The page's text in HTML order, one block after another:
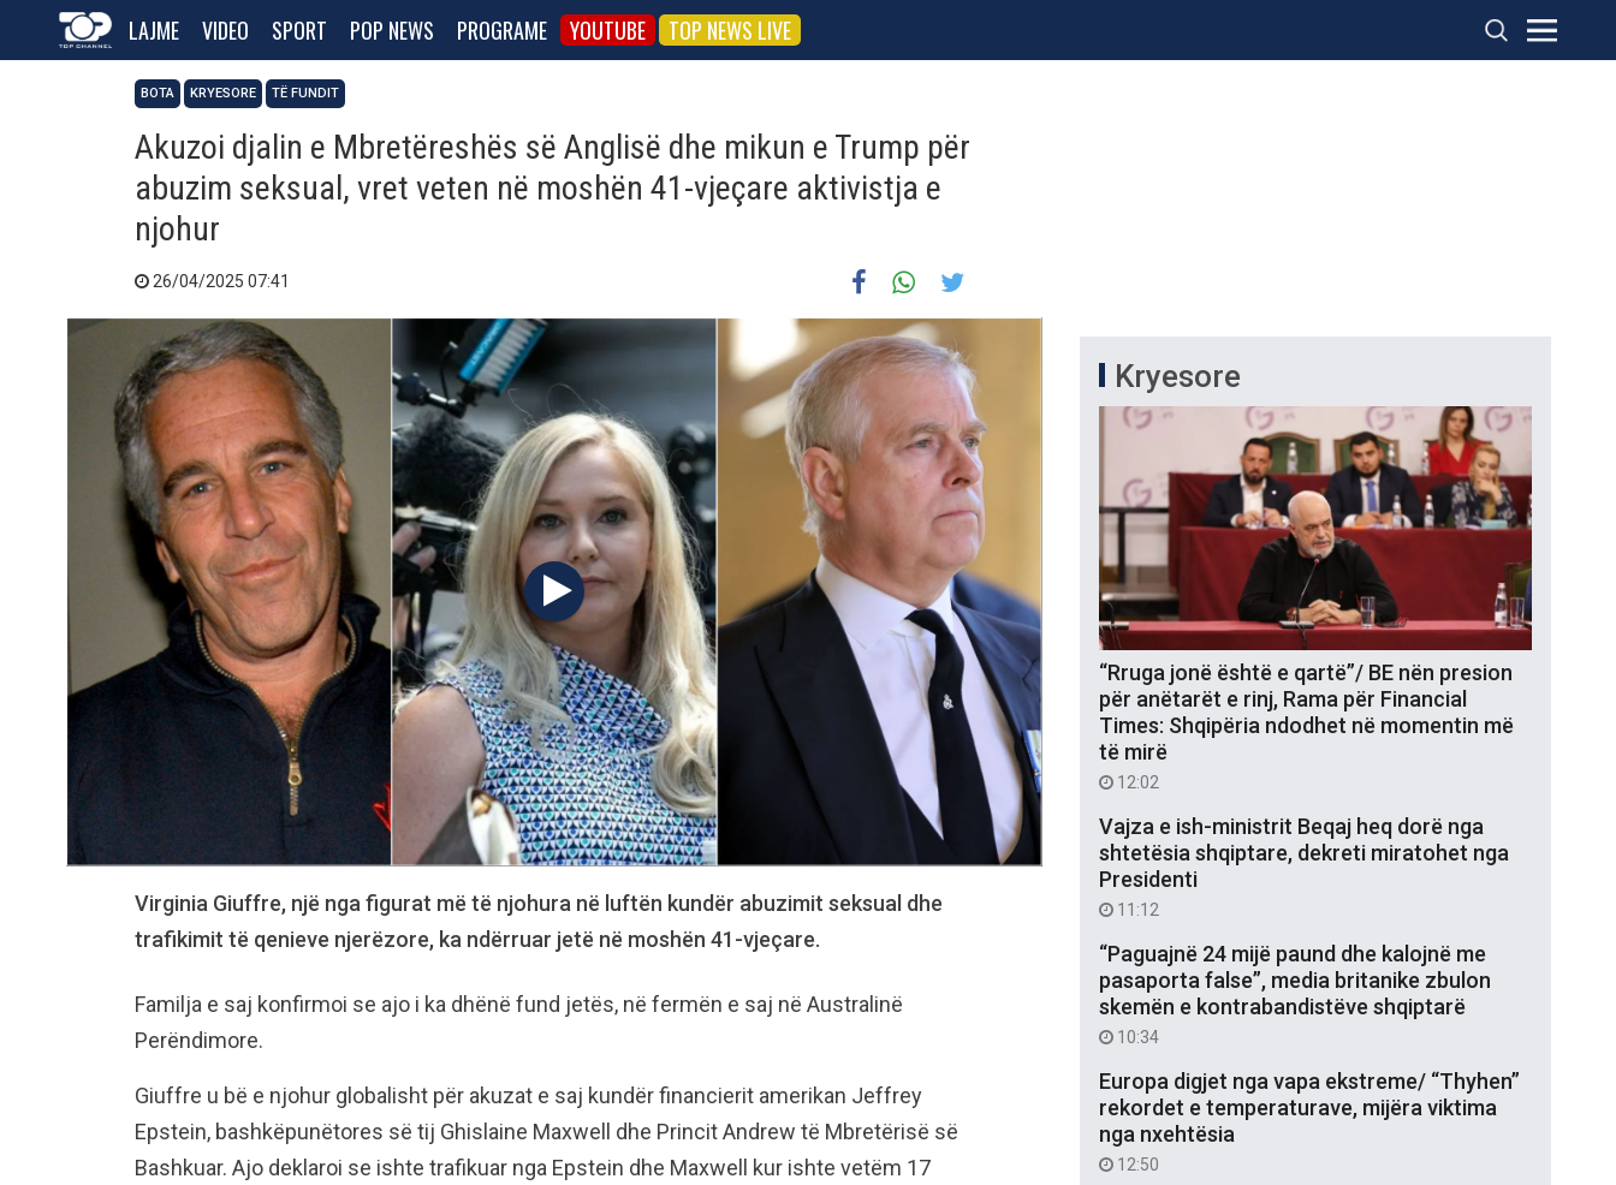
LAJME VIDEO SPORT POP NEWS PROGRAME YOUTUBE TOP NEWS LIVE
BOTA KRYESORE TË FUNDIT
Akuzoi djalin e Mbretëreshës së Anglisë dhe mikun e Trump për
abuzim seksual, vret veten në moshën 41-vjeçare aktivistja e
njohur
26/04/2025 07:41
Virginia Giuffre, një nga figurat më të njohura në luftën kundër abuzimit seksual dhe
trafikimit të qenieve njerëzore, ka ndërruar jetë në moshën 41-vjeçare.
Familja e saj konfirmoi se ajo i ka dhënë fund jetës, në fermën e saj në Australinë
Perëndimore.
Giuffre u bë e njohur globalisht për akuzat e saj kundër financierit amerikan Jeffrey
Epstein, bashkëpunëtores së tij Ghislaine Maxwell dhe Princit Andrew të Mbretërisë së
Bashkuar. Ajo deklaroi se ishte trafikuar nga Epstein dhe Maxwell kur ishte vetëm 17
Kryesore
“Rruga jonë është e qartë”/ BE nën presion
për anëtarët e rinj, Rama për Financial
Times: Shqipëria ndodhet në momentin më
të mirë
12:02
Vajza e ish-ministrit Beqaj heq dorë nga
shtetësia shqiptare, dekreti miratohet nga
Presidenti
11:12
“Paguajnë 24 mijë paund dhe kalojnë me
pasaporta false”, media britanike zbulon
skemën e kontrabandistëve shqiptarë
10:34
Europa digjet nga vapa ekstreme/ “Thyhen”
rekordet e temperaturave, mijëra viktima
nga nxehtësia
12:50